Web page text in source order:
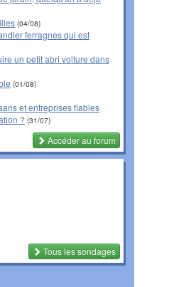
(04/08)
ferragnes qui est
un petit abri voiture dans
(01/08)
et entreprises fiables
? (31/07)
Accéder au forum
Tous les sondages